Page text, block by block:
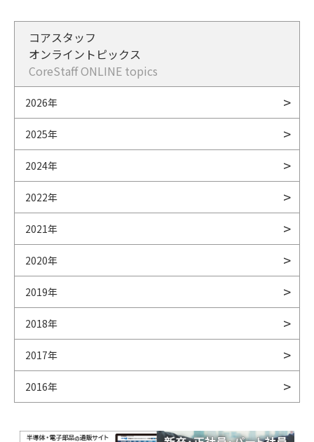
コアスタッフ
オンライントピックス
CoreStaff ONLINE topics
2026年
2025年
2024年
2022年
2021年
2020年
2019年
2018年
2017年
2016年